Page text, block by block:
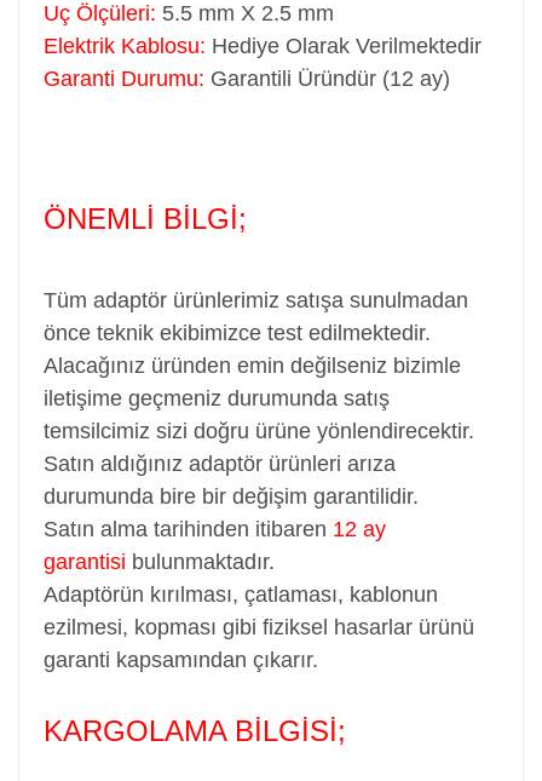
Uç Ölçüleri: 5.5 mm X 2.5 mm
Elektrik Kablosu: Hediye Olarak Verilmektedir
Garanti Durumu: Garantili Üründür (12 ay)
ÖNEMLİ BİLGİ;
Tüm adaptör ürünlerimiz satışa sunulmadan
önce teknik ekibimizce test edilmektedir.
Alacağınız üründen emin değilseniz bizimle
iletişime geçmeniz durumunda satış
temsilcimiz sizi doğru ürüne yönlendirecektir.
Satın aldığınız adaptör ürünleri arıza
durumunda bire bir değişim garantilidir.
Satın alma tarihinden itibaren 12 ay
garantisi bulunmaktadır.
Adaptörün kırılması, çatlaması, kablonun
ezilmesi, kopması gibi fiziksel hasarlar ürünü
garanti kapsamından çıkarır.
KARGOLAMA BİLGİSİ;